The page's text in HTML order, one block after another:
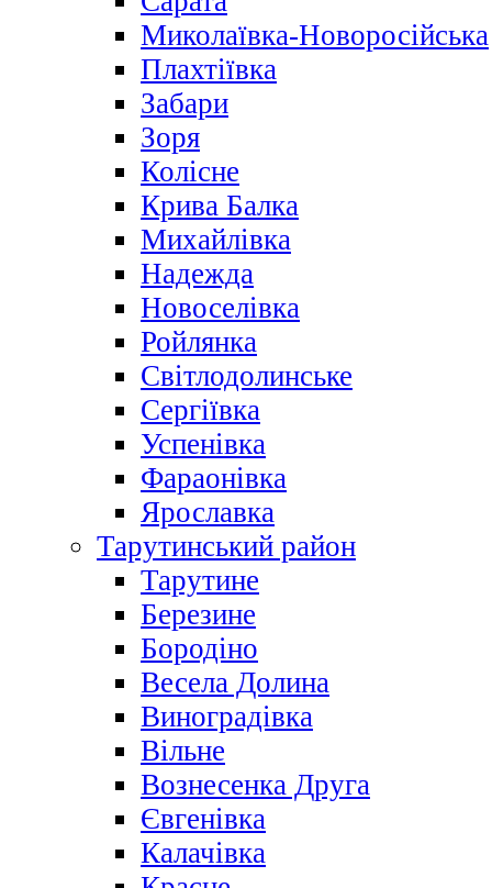
Миколаївка-Новоросійська
Плахтіївка
Забари
Зоря
Колісне
Крива Балка
Михайлівка
Надежда
Новоселівка
Ройлянка
Світлодолинське
Сергіївка
Успенівка
Фараонівка
Ярославка
Тарутинський район
Тарутине
Березине
Бородіно
Весела Долина
Виноградівка
Вільне
Вознесенка Друга
Євгенівка
Калачівка